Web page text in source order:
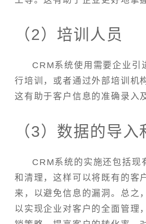
（2）培训人员
CRM系统使用需要企业引
行培训，或者通过外部培训机
这有助于客户信息的准确录入
（3）数据的导入
CRM系统的实施还包括现
和清理，这样可以将既有的客
来，以避免信息的漏洞。总之
以实现企业对客户的全面管理